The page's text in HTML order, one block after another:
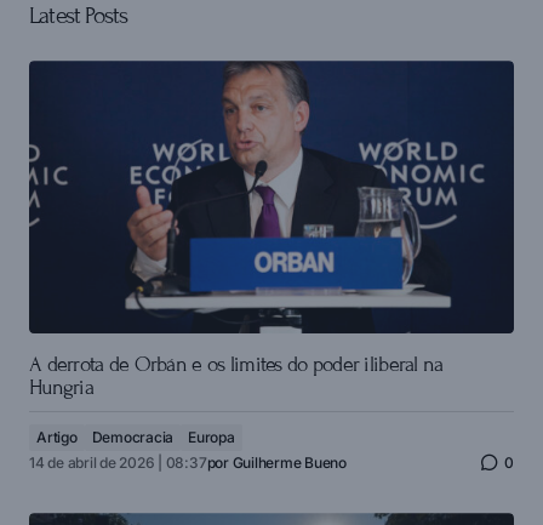
Latest Posts
A derrota de Orbán e os limites do poder iliberal na
Hungria
Artigo Democracia
Europa
14 de abril de 2026 | 08:37por Guilherme Bueno 0